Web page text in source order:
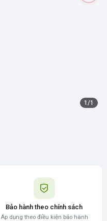
1 /1
Bảo hành theo chính sách
Áp dụng theo điều kiện bảo hành